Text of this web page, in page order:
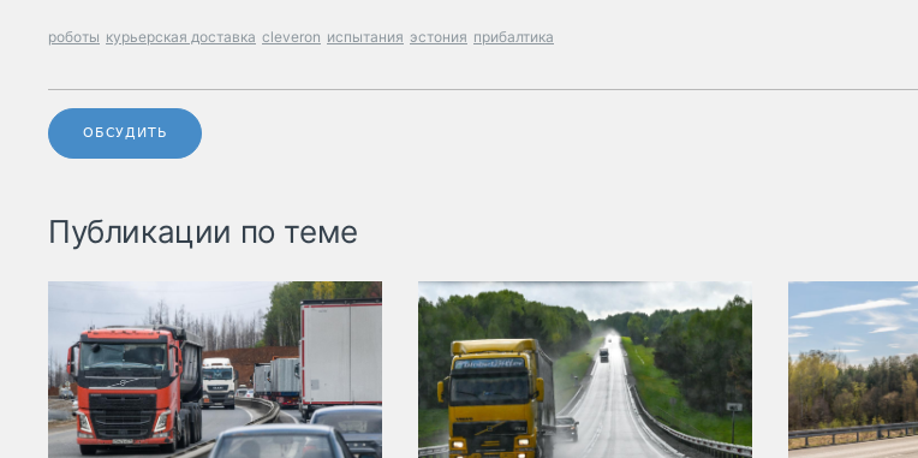
роботы курьерская доставка cleveron испытания эстония прибалтика
ОБСУДИТЬ
Публикации по теме